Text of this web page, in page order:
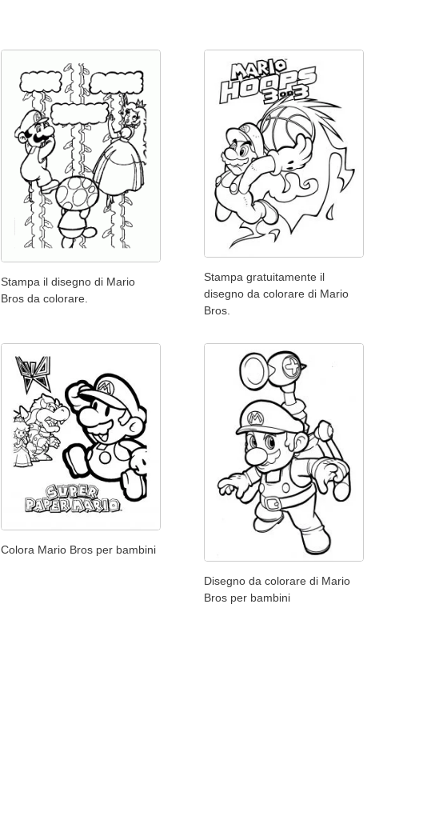
Stampa il disegno di Mario
Bros da colorare.
Stampa gratuitamente il
disegno da colorare di Mario
Bros.
Colora Mario Bros per bambini
Disegno da colorare di Mario
Bros per bambini